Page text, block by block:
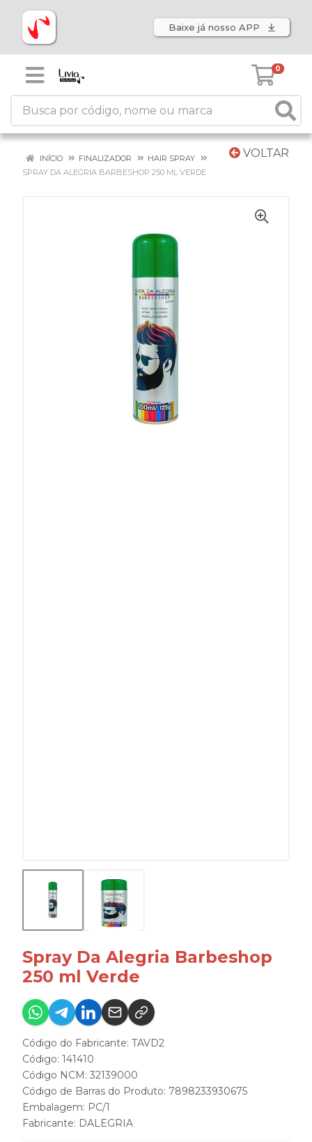
Baixe já nosso APP
0
VOLTAR
INÍCIO FINALIZADOR
HAIR SPRAY
SPRAY DA ALEGRIA BARBESHOP 250 ML VERDE
Spray Da Alegria Barbeshop
250 ml Verde
Código do Fabricante: TAVD2
Código: 141410
Código NCM: 32139000
Código de Barras do Produto: 7898233930675
Embalagem: PC/1
Fabricante: DALEGRIA